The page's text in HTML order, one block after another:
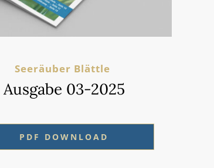
Seeräuber Blättle
Ausgabe 03-2025
PDF DOWNLOAD